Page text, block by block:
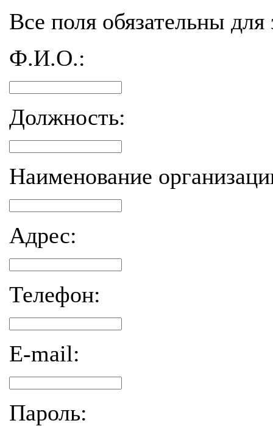
Все поля обязательны для
Ф.И.О.:
Должность:
Наименование
Адрес:
Телефон:
E-mail:
Пароль: